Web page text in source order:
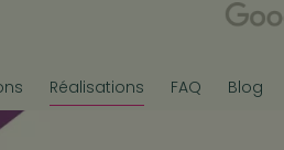
Réalisations FAQ Blog